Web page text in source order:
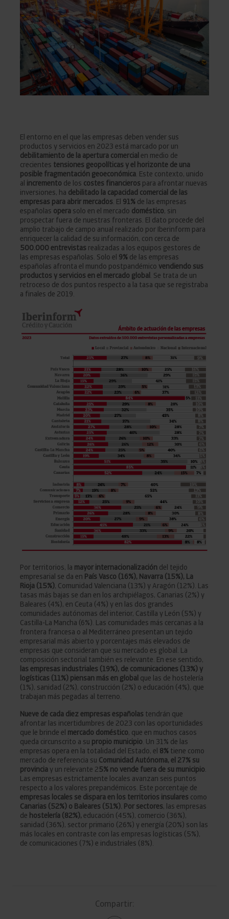
El entorno en el que las empresas deben vender sus
productos y servicios en 2023 está marcado por un
debilitamiento de la apertura comercial en medio de
crecientes tensiones geopolíticas y el horizonte de una
posible fragmentación geoeconómica. Este contexto, unido
al incremento de los costes financieros para afrontar nuevas
inversiones, ha debilitado la capacidad comercial de las
empresas para abrir mercados. El 91% de las empresas
españolas opera solo en el mercado doméstico, sin
prospectar fuera de nuestras fronteras. El dato procede del
amplio trabajo de campo anual realizado por Iberinform para
enriquecer la calidad de su información, con cerca de
500.000 entrevistas realizadas a los equipos gestores de
las empresas españolas. Solo el 9% de las empresas
españolas afronta el mundo postpandémico vendiendo sus
productos y servicios en el mercado global . Se trata de un
retroceso de dos puntos respecto a la tasa que se registraba
a finales de 2019.
Por territorios, la mayor internacionalización del tejido
empresarial se da en País Vasco (16%), Navarra (15%), La
Rioja (15%), Comunidad Valenciana (13%) y Aragón (12%). Las
tasas más bajas se dan en los archipiélagos, Canarias (2%) y
Baleares (4%), en Ceuta (4%) y en las dos grandes
comunidades autónomas del interior, Castilla y León (5%) y
Castilla-La Mancha (6%). Las comunidades más cercanas a la
frontera francesa o al Mediterráneo presentan un tejido
empresarial más abierto y porcentajes más elevados de
empresas que consideran que su mercado es global. La
composición sectorial también es relevante. En ese sentido,
las empresas industriales (19%), de comunicaciones (13%) y
logísticas (11%) piensan más en global que las de hostelería
(1%), sanidad (2%), construcción (2%) o educación (4%), que
trabajan más pegadas al terreno.
Nueve de cada diez empresas españolas tendrán que
afrontar las incertidumbres de 2023 con las oportunidades
que le brinde el mercado doméstico, que en muchos casos
queda circunscrito a su propio municipio. Un 31% de las
empresas opera en la totalidad del Estado, el 8% tiene como
mercado de referencia su Comunidad Autónoma, el 27% su
provincia y un relevante 25% no vende fuera de su municipio.
Las empresas estrictamente locales avanzan seis puntos
respecto a los valores prepandémicos. Este porcentaje de
empresas locales se dispara en los territorios insulares como
Canarias (52%) o Baleares (51%). Por sectores, las empresas
de hostelería (82%), educación (45%), comercio (36%),
sanidad (36%), sector primario (26%) y energía (20%) son las
más locales en contraste con las empresas logísticas (5%),
de comunicaciones (7%) e industriales (8%).
Compartir: